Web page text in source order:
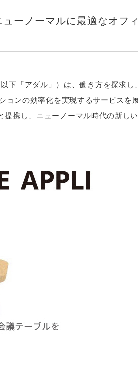
ーノーマルに最適なオフ
下「アダル」）は、働き方を探求
ンの効率化を実現するサービスを
携し、ニューノーマル時代の新し